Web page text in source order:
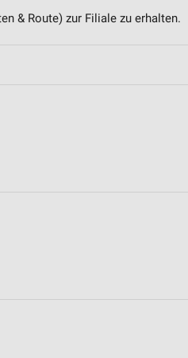
& Route) zur Filiale zu erhalten.